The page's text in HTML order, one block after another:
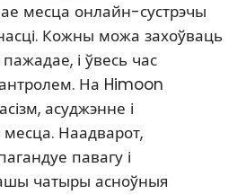
месца онлайн-сустрэчы
Кожны можа захоўваць
і ўвесь час
На Himoon
асуджэнне і
Наадварот,
павагу і
чатыры асноўныя